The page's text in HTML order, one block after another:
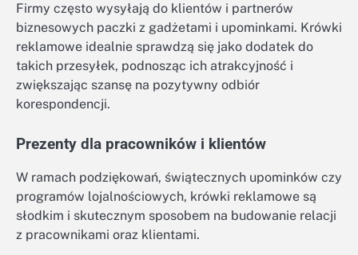
Firmy często wysyłają do klientów i partnerów
biznesowych paczki z gadżetami i upominkami. Krówki
reklamowe idealnie sprawdzą się jako dodatek do
takich przesyłek, podnosząc ich atrakcyjność i
zwiększając szansę na pozytywny odbiór
korespondencji.
Prezenty dla pracowników i klientów
W ramach podziękowań, świątecznych upominków czy
programów lojalnościowych, krówki reklamowe są
słodkim i skutecznym sposobem na budowanie relacji
z pracownikami oraz klientami.